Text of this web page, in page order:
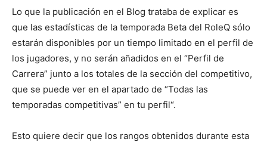
Lo que la publicación en el Blog trataba de explicar es
que las estadísticas de la temporada Beta del RoleQ sólo
estarán disponibles por un tiempo limitado en el perfil de
los jugadores, y no serán añadidos en el “Perfil de
Carrera” junto a los totales de la sección del competitivo,
que se puede ver en el apartado de “Todas las
temporadas competitivas” en tu perfil“.
Esto quiere decir que los rangos obtenidos durante esta